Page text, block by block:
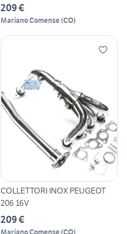
209 €
Mariano Comense(CO)
COLLETTORI INOX PEUGEOT
206 16V
209 €
Mariano Comense(CO)